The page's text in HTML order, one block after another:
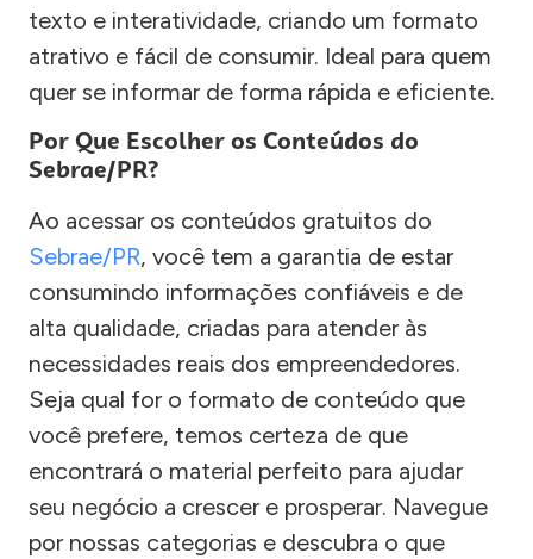
texto e interatividade, criando um formato
atrativo e fácil de consumir. Ideal para quem
quer se informar de forma rápida e eficiente.
Por Que Escolher os Conteúdos do
Sebrae/PR?
Ao acessar os conteúdos gratuitos do
Sebrae/PR, você tem a garantia de estar
consumindo informações confiáveis e de
alta qualidade, criadas para atender às
necessidades reais dos empreendedores.
Seja qual for o formato de conteúdo que
você prefere, temos certeza de que
encontrará o material perfeito para ajudar
seu negócio a crescer e prosperar. Navegue
por nossas categorias e descubra o que